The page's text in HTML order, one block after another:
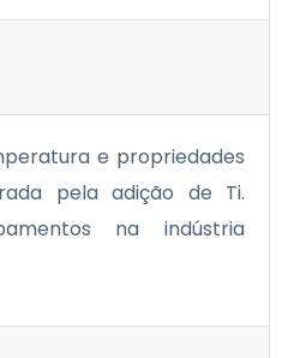
e propriedades
pela adição de Ti.
na indústria